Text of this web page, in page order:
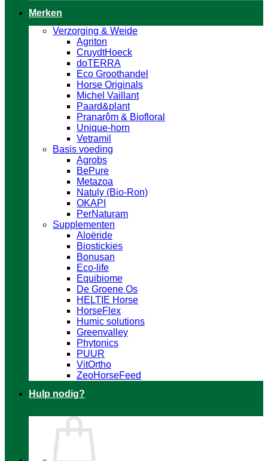
Merken
Verzorging & Weide
Agriton
CruydtHoeck
doTERRA
Eco Groothandel
Horse Originals
Michel Vaillant
Paard&plant
Pranarôm & Biofloral
Unique-horn
Vetramil
Basis voeding
Agrobs
BePure
Metazoa
Natuly (Bio-Ron)
OKAPI
PerNaturam
Supplementen
Aloëride
Biostickies
Bonusan
Eco-life
Equibiome
De Groene Os
HELTIE Horse
HorseFlex
Humic solutions
Greenvalley
Phytonics
PUUR
VitOrtho
ZeoHorseFeed
Hulp nodig?